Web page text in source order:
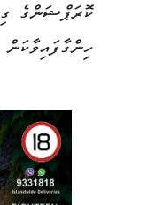
ކޮރަޕްޝަންގެ